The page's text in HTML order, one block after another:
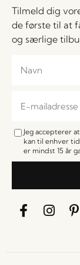
Tilmeld dig
de første til at
og særlige
Jeg accepterer
kan til enhver
er mindst 15 år